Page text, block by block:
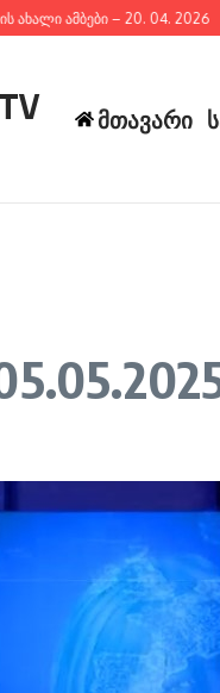
ამბები – 20. 04. 2026
მთავარი